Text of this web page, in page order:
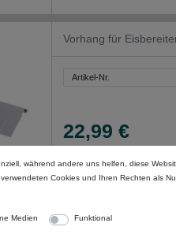
Vorhang für
Artikel-Nr.
22,99 €
Vorhang Breite
während andere uns helfen, diese
Cookies und Ihren Rechten als
Medien Funktional